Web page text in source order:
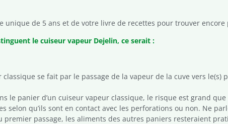
unique de 5 ans et de votre livre de recettes pour trouver encore
le cuiseur vapeur Dejelin, ce serait :
se fait par le passage de la vapeur de la cuve vers le(s)
le panier d’un cuiseur vapeur classique, le risque est grand
qu’ils sont en contact avec les perforations ou non. Ne
premier passage, les aliments des autres paniers resteraient